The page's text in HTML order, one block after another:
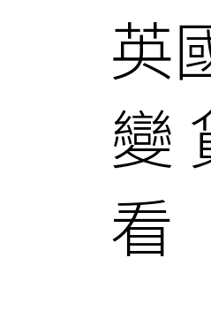
英
變
看